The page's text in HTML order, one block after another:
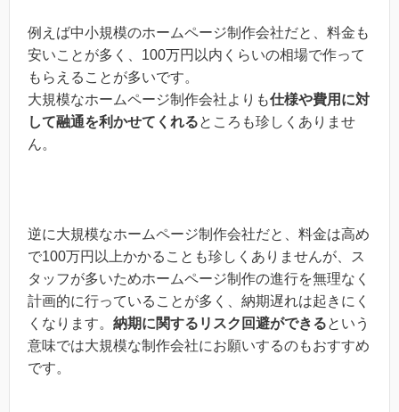
例えば中小規模のホームページ制作会社だと、料金も
安いことが多く、100万円以内くらいの相場で作って
もらえることが多いです。
大規模なホームページ制作会社よりも仕様や費用に対
して融通を利かせてくれるところも珍しくありませ
ん。
逆に大規模なホームページ制作会社だと、料金は高め
で100万円以上かかることも珍しくありませんが、ス
タッフが多いためホームページ制作の進行を無理なく
計画的に行っていることが多く、納期遅れは起きにく
くなります。 納期に関するリスク回避ができるという
意味では大規模な制作会社にお願いするのもおすすめ
です。